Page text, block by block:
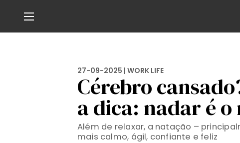
27-09-2025 | WORK LIFE
Cérebro
a dica: nadar é
Além de relaxar, a natação –
mais calmo, ágil, confiante e feliz